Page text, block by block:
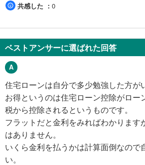
共感した
0
ベストアンサーに選ばれた回答
住宅ローンは自分で多少勉強した方が
お得というのは住宅ローン控除がロー
税から控除されるというものです。
フラットだと金利をみればわかります
はありません。
いくら金利を払うかは計算面倒なので
い。